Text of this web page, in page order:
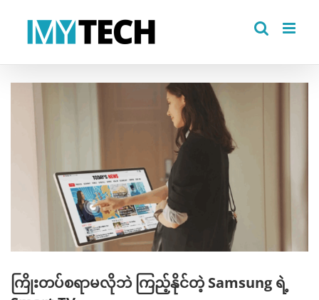
ကြိုးတပ်စရာမလိုဘဲ ကြည့်နိုင်တဲ့ Samsung ရဲ့